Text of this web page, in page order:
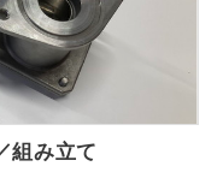
組み立て